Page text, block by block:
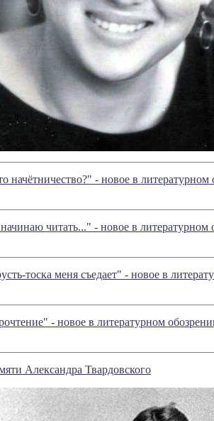
начётничество?" - новое в
читать..." - новое в
тоска меня съедает" - новое в
- новое в литературном
Александра Твардовского